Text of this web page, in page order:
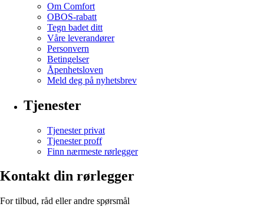
Om Comfort
OBOS-rabatt
Tegn badet ditt
Våre leverandører
Personvern
Betingelser
Åpenhetsloven
Meld deg på nyhetsbrev
Tjenester
Tjenester privat
Tjenester proff
Finn nærmeste rørlegger
Kontakt din rørlegger
For tilbud, råd eller andre spørsmål